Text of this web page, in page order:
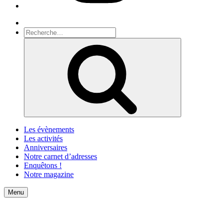
Recherche
pour
Les évènements
Les activités
Anniversaires
Notre carnet d’adresses
Enquêtons !
Notre magazine
Accueil
Menu Contact